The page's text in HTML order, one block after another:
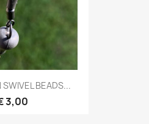
BEADS...
3,00